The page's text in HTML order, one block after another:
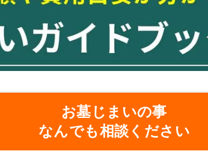
お墓じまいの事
なんでも相談ください